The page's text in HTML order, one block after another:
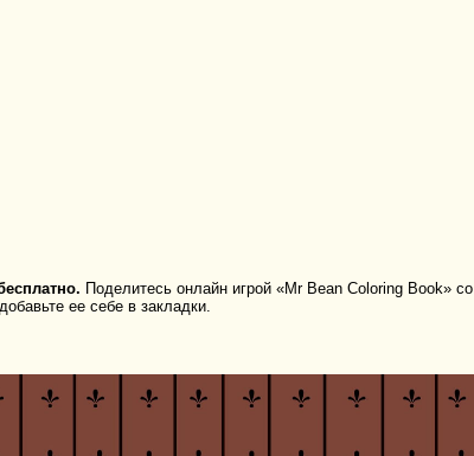
Поделитесь онлайн игрой «Mr Bean Coloring Book» со
ее себе в закладки.